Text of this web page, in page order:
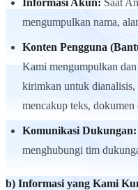
Informasi Akun: Saat
mengumpulkan nama,
Konten Pengguna
Kami mengumpulkan
kirimkan untuk
mencakup teks,
Komunikasi Dukungan:
menghubungi tim
b) Informasi yang Kami